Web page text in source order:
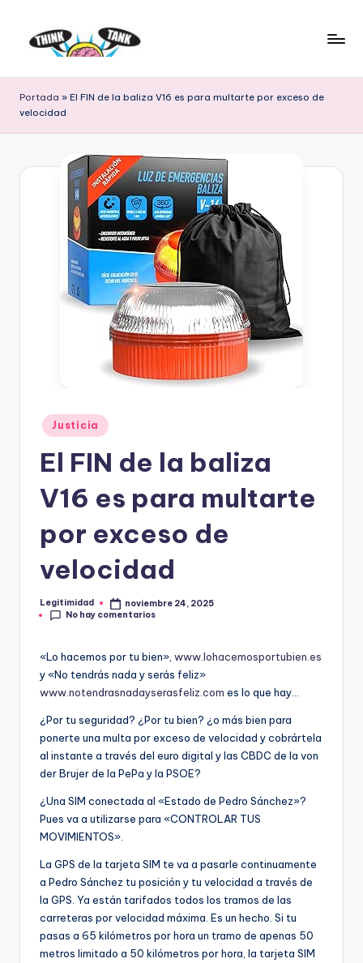
Saltar
l
P
M
D
A
D
Portada » El FIN de la baliza V16 es para multarte por exceso de
velocidad
Publicado
en
Justicia
El FIN de la baliza
V16 es para multarte
por exceso de
velocidad
Publicado
por
Legitimidad
noviembre 24, 2025
No hay comentarios
«Lo hacemos por tu bien», www.lohacemosportubien.es
y «No tendrás nada y serás feliz»
www.notendrasnadayserasfeliz.com es lo que hay…
¿Por tu seguridad? ¿Por tu bien? ¿o más bien para
ponerte una multa por exceso de velocidad y cobrártela
al instante a través del euro digital y las CBDC de la von
der Brujer de la PePa y la PSOE?
¿Una SIM conectada al «Estado de Pedro Sánchez»?
Pues va a utilizarse para «CONTROLAR TUS
MOVIMIENTOS».
La GPS de la tarjeta SIM te va a pasarle continuamente
a Pedro Sánchez tu posición y tu velocidad a través de
la GPS. Ya están tarifados todos los tramos de las
carreteras por velocidad máxima. Es un hecho. Si tu
pasas a 65 kilómetros por hora un tramo de apenas 50
metros limitado a 50 kilómetros por hora, la tarjeta SIM